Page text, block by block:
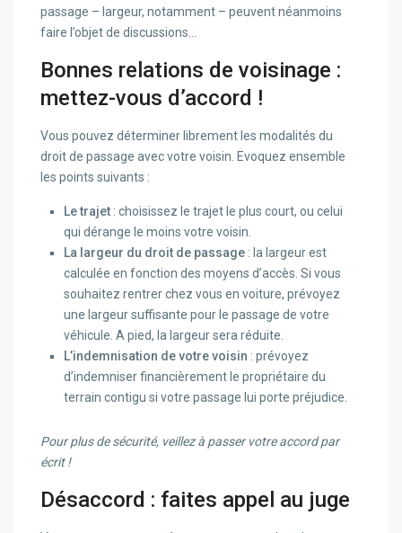
passage – largeur, notamment – peuvent néanmoins
faire l’objet de discussions…
Bonnes relations de voisinage :
mettez-vous d’accord !
Vous pouvez déterminer librement les modalités du
droit de passage avec votre voisin. Evoquez ensemble
les points suivants :
Le trajet : choisissez le trajet le plus court, ou celui
qui dérange le moins votre voisin.
La largeur du droit de passage : la largeur est
calculée en fonction des moyens d’accès. Si vous
souhaitez rentrer chez vous en voiture, prévoyez
une largeur suffisante pour le passage de votre
véhicule. A pied, la largeur sera réduite.
L’indemnisation de votre voisin : prévoyez
d’indemniser financièrement le propriétaire du
terrain contigu si votre passage lui porte préjudice.
Pour plus de sécurité, veillez à passer votre accord par
écrit !
Désaccord : faites appel au juge